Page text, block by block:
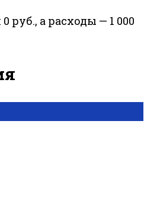
руб., а расходы — 1 000